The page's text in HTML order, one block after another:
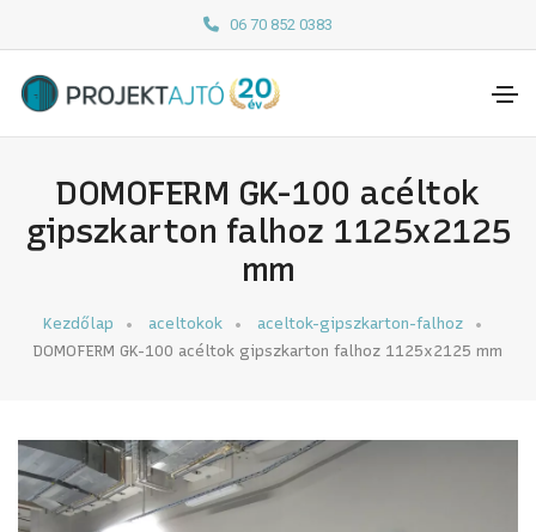
06 70 852 0383
DOMOFERM GK-100 acéltok
gipszkarton falhoz 1125x2125
mm
Kezdőlap aceltokok
aceltok-gipszkarton-falhoz
DOMOFERM GK-100 acéltok gipszkarton falhoz 1125x2125 mm